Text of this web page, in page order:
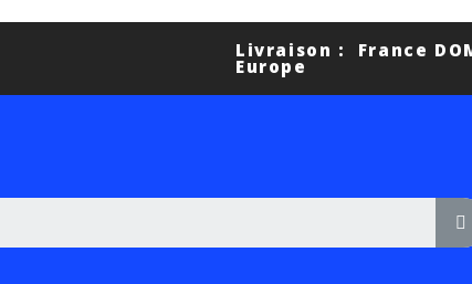
Livraison : France
Europe